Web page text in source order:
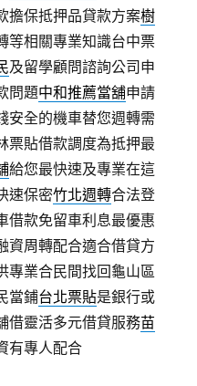
擔保抵押品貸款方案樹
等相關專業知識台中票
及留學顧問諮詢公司申
問題中和推薦當舖申請
安全的機車替您週轉需
票貼借款調度為抵押最
給您最快速及專業在這
速保密竹北週轉合法登
借款免留車利息最優惠
資周轉配合適合借貸方
專業合民間找回龜山區
當鋪台北票貼是銀行或
借靈活多元借貸服務苗
有專人配合